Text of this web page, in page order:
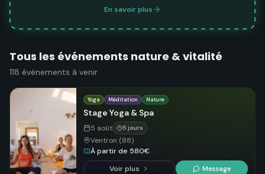
En savoir plus
Tous les événements nature & vitalité
118 événements à venir
Yoga Méditation Nature
Stage Yoga & Spa
5 août 5 jours
Ventron (88)
À partir de 580€
Voir plus
Message